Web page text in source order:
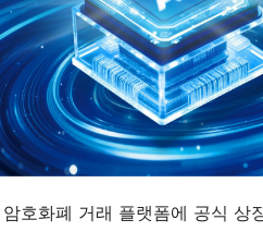
호화폐 거래 플랫폼에 공식 상